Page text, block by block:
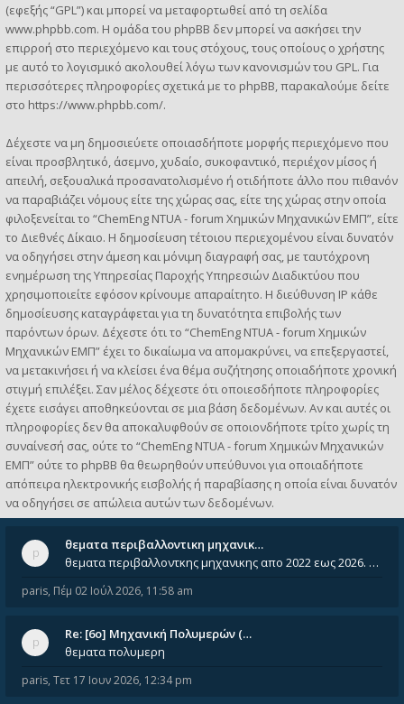
(εφεξής “GPL”) και μπορεί να μεταφορτωθεί από τη σελίδα
www.phpbb.com. Η ομάδα του phpBB δεν μπορεί να ασκήσει την
επιρροή στο περιεχόμενο και τους στόχους, τους οποίους ο χρήστης
με αυτό το λογισμικό ακολουθεί λόγω των κανονισμών του GPL. Για
περισσότερες πληροφορίες σχετικά με το phpBB, παρακαλούμε δείτε
στο https://www.phpbb.com/.
Δέχεστε να μη δημοσιεύετε οποιασδήποτε μορφής περιεχόμενο που
είναι προσβλητικό, άσεμνο, χυδαίο, συκοφαντικό, περιέχον μίσος ή
απειλή, σεξουαλικά προσανατολισμένο ή οτιδήποτε άλλο που πιθανόν
να παραβιάζει νόμους είτε της χώρας σας, είτε της χώρας στην οποία
φιλοξενείται το “ChemEng NTUA - forum Χημικών Μηχανικών ΕΜΠ”, είτε
το Διεθνές Δίκαιο. Η δημοσίευση τέτοιου περιεχομένου είναι δυνατόν
να οδηγήσει στην άμεση και μόνιμη διαγραφή σας, με ταυτόχρονη
ενημέρωση της Υπηρεσίας Παροχής Υπηρεσιών Διαδικτύου που
χρησιμοποιείτε εφόσον κρίνουμε απαραίτητο. Η διεύθυνση IP κάθε
δημοσίευσης καταγράφεται για τη δυνατότητα επιβολής των
παρόντων όρων. Δέχεστε ότι το “ChemEng NTUA - forum Χημικών
Μηχανικών ΕΜΠ” έχει το δικαίωμα να απομακρύνει, να επεξεργαστεί,
να μετακινήσει ή να κλείσει ένα θέμα συζήτησης οποιαδήποτε χρονική
στιγμή επιλέξει. Σαν μέλος δέχεστε ότι οποιεσδήποτε πληροφορίες
έχετε εισάγει αποθηκεύονται σε μια βάση δεδομένων. Αν και αυτές οι
πληροφορίες δεν θα αποκαλυφθούν σε οποιονδήποτε τρίτο χωρίς τη
συναίνεσή σας, ούτε το “ChemEng NTUA - forum Χημικών Μηχανικών
ΕΜΠ” ούτε το phpBB θα θεωρηθούν υπεύθυνοι για οποιαδήποτε
απόπειρα ηλεκτρονικής εισβολής ή παραβίασης η οποία είναι δυνατόν
να οδηγήσει σε απώλεια αυτών των δεδομένων.
θεματα περιβαλλοντικη μηχανικ…
θεματα περιβαλλοντκης μηχανικης απο 2022 εως 2026. Δεν ειναι μεσα του Σεπτεμβιου του 2025. Αν τα εχει καποιος ας τα ανε
paris, Πέμ 02 Ιούλ 2026, 11:58 am
Re: [6o] Mηχανική Πολυμερών (…
θεματα πολυμερη
paris, Τετ 17 Ιουν 2026, 12:34 pm